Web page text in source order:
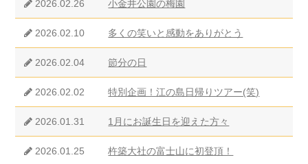
2026.02.26 小金井公園の梅園
2026.02.10 多くの笑いと感動をありがとう
2026.02.04 節分の日
2026.02.02 特別企画！江の島日帰りツアー(笑)
2026.01.31 1月にお誕生日を迎えた方々
2026.01.25 杵築大社の富士山に初登頂！